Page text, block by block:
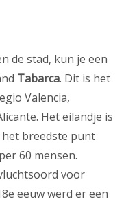
de stad, kun je een
Tabarca. Dit is het
Valencia,
Het eilandje is
het breedste punt
60 mensen.
voor
eeuw werd er een